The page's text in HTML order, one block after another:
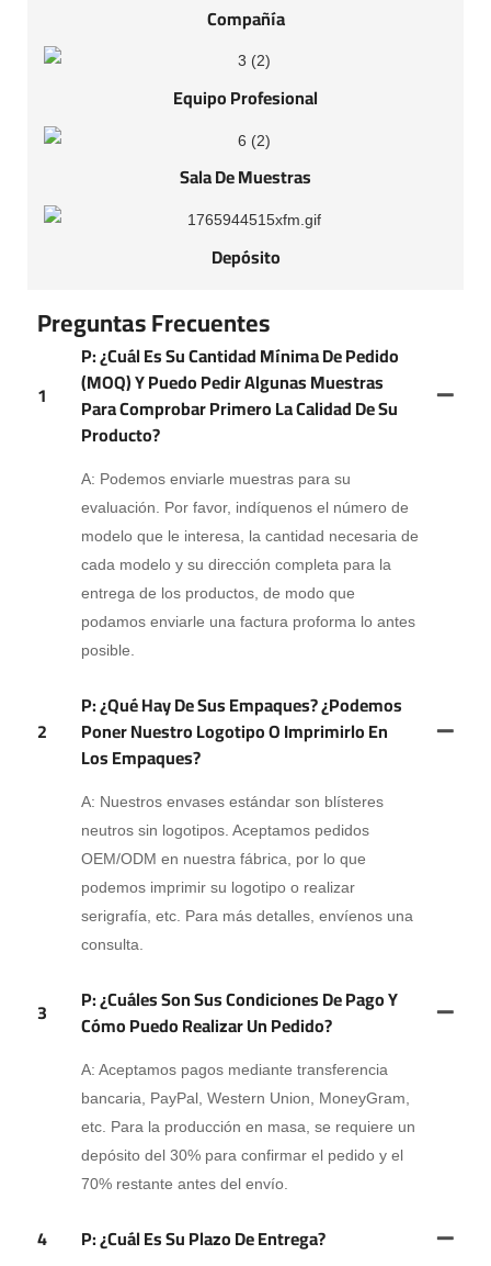
Compañía
Equipo Profesional
Sala De Muestras
Depósito
Preguntas Frecuentes
1
P: ¿Cuál Es Su Cantidad Mínima De Pedido
(MOQ) Y Puedo Pedir Algunas Muestras
Para Comprobar Primero La Calidad De Su
Producto?
A: Podemos enviarle muestras para su
evaluación. Por favor, indíquenos el número de
modelo que le interesa, la cantidad necesaria de
cada modelo y su dirección completa para la
entrega de los productos, de modo que
podamos enviarle una factura proforma lo antes
posible.
2
P: ¿Qué Hay De Sus Empaques? ¿Podemos
Poner Nuestro Logotipo O Imprimirlo En
Los Empaques?
A: Nuestros envases estándar son blísteres
neutros sin logotipos. Aceptamos pedidos
OEM/ODM en nuestra fábrica, por lo que
podemos imprimir su logotipo o realizar
serigrafía, etc. Para más detalles, envíenos una
consulta.
3
P: ¿Cuáles Son Sus Condiciones De Pago Y
Cómo Puedo Realizar Un Pedido?
A: Aceptamos pagos mediante transferencia
bancaria, PayPal, Western Union, MoneyGram,
etc. Para la producción en masa, se requiere un
depósito del 30% para confirmar el pedido y el
70% restante antes del envío.
4 P: ¿Cuál Es Su Plazo De Entrega?